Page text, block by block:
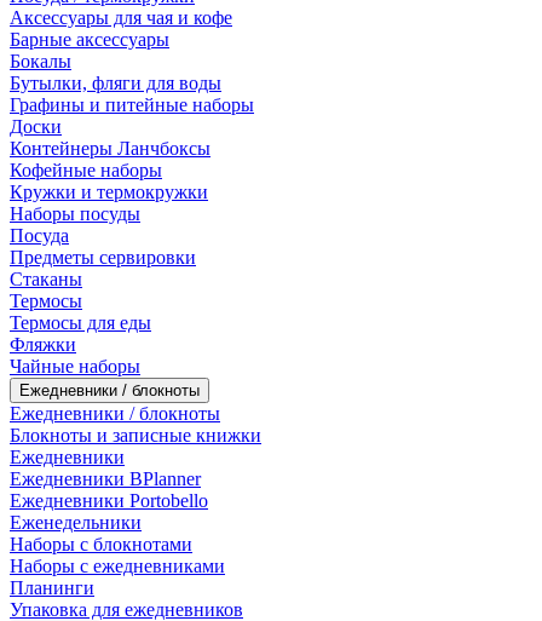
Аксессуары для чая и кофе
Барные аксессуары
Бокалы
Бутылки, фляги для воды
Графины и питейные наборы
Доски
Контейнеры Ланчбоксы
Кофейные наборы
Кружки и термокружки
Наборы посуды
Посуда
Предметы сервировки
Стаканы
Термосы
Термосы для еды
Фляжки
Чайные наборы
Ежедневники / блокноты
Ежедневники / блокноты
Блокноты и записные книжки
Ежедневники
Ежедневники BPlanner
Ежедневники Portobello
Еженедельники
Наборы с блокнотами
Наборы с ежедневниками
Планинги
Упаковка для ежедневников